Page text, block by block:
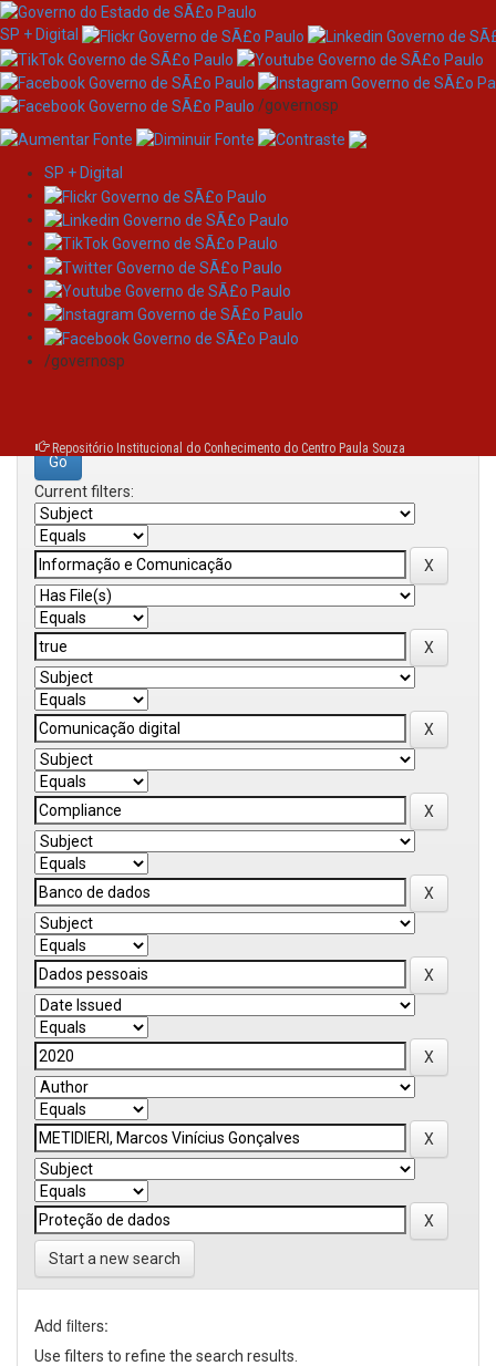
Skip
navigation
SP + Digital
/governosp
SP + Digital
/governosp
Repositório Institucional do Conhecimento do Centro Paula Souza
Search
Search:
Current filters:
Start a new search
Add filters:
Use filters to refine the search results.